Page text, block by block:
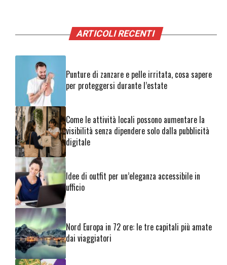
ARTICOLI RECENTI
Punture di zanzare e pelle irritata, cosa sapere
per proteggersi durante l’estate
Come le attività locali possono aumentare la
visibilità senza dipendere solo dalla pubblicità
digitale
Idee di outfit per un’eleganza accessibile in
ufficio
Nord Europa in 72 ore: le tre capitali più amate
dai viaggiatori